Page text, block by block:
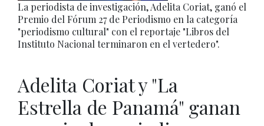
La periodista de investigación, Adelita Coriat, ganó el
Premio del Fórum 27 de Periodismo en la categoría
"periodismo cultural" con el reportaje "Libros del
Instituto Nacional terminaron en el vertedero".
Adelita Coriat y "La
Estrella de Panamá" ganan